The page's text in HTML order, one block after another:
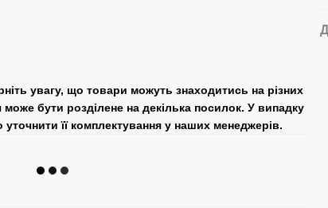
увагу, що товари можуть знаходитись на різних
бути розділене на декілька посилок. У випадку
її комплектування у наших менеджерів.